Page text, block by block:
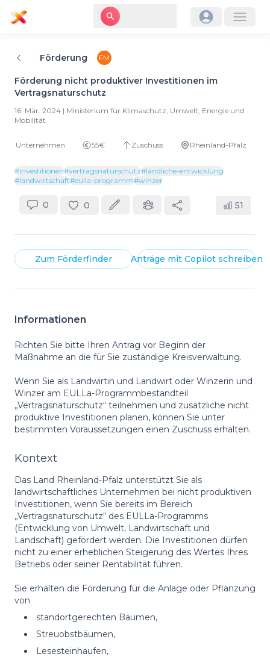
Förderung FM
Förderung nicht produktiver Investitionen im
Vertragsnaturschutz
16. Mär. 2024 | Ministerium für Klimaschutz, Umwelt, Energie und
Mobilität
Unternehmen 55€ Zuschuss Rheinland-Pfalz
#investitionen#vertragsnaturschutz#ländliche-entwicklung
#landwirtschaft#eulla-programm#winzer
0 0 51
Zum Förderfinder Anträge mit Copilotschreiben
Informationen
Richten Sie bitte Ihren Antrag vor Beginn der
Maßnahme an die für Sie zuständige Kreisverwaltung.
Wenn Sie als Landwirtin und Landwirt oder Winzerin und
Winzer am EULLa-Programmbestandteil
„Vertragsnaturschutz“ teilnehmen und zusätzliche nicht
produktive Investitionen planen, können Sie unter
bestimmten Voraussetzungen einen Zuschuss erhalten.
Kontext
Das Land Rheinland-Pfalz unterstützt Sie als
landwirtschaftliches Unternehmen bei nicht produktiven
Investitionen, wenn Sie bereits im Bereich
„Vertragsnaturschutz“ des EULLa-Programms
(Entwicklung von Umwelt, Landwirtschaft und
Landschaft) gefördert werden. Die Investitionen dürfen
nicht zu einer erheblichen Steigerung des Wertes Ihres
Betriebs oder seiner Rentabilität führen.
Sie erhalten die Förderung für die Anlage oder Pflanzung
von
standortgerechten Bäumen,
Streuobstbäumen,
Lesesteinhaufen,